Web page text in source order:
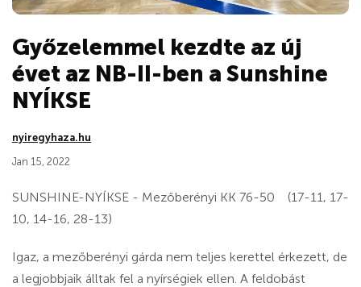
Győzelemmel kezdte az új
évet az NB-II-ben a Sunshine
NYÍKSE
nyiregyhaza.hu
Jan 15, 2022
SUNSHINE-NYÍKSE - Mezőberényi KK 76-50 (17-11, 17-
10, 14-16, 28-13)
Igaz, a mezőberényi gárda nem teljes kerettel érkezett, de
a legjobbjaik álltak fel a nyírségiek ellen. A feldobást